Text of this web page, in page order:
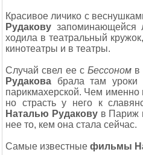
Красивое личико с
Рудакову запоминающейся
ходила в театральный
кинотеатры и в театры.
Случай свел ее сБессоном в
Рудакова брала там уроки
парикмахерской. Чем
но страсть у него к
Наталью Рудаковув Париж
нее то, кем она стала сейчас.
Самые известные фильмы